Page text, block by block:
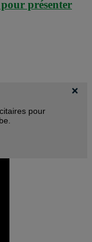
présenter
pour